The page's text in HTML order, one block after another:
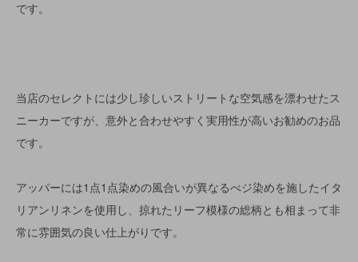
です。
当店のセレクトには少し珍しいストリートな空気感を漂わせたス
ニーカーですが、意外と合わせやすく実用性が高いお勧めのお品
です。
アッパーには1点1点染めの風合いが異なるべジ染めを施したイタ
リアンリネンを使用し、掠れたリーフ模様の総柄とも相まって非
常に雰囲気の良い仕上がりです。